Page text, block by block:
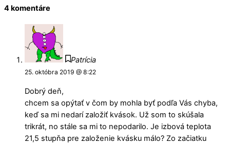
4 komentáre
Patrícia
25. októbra 2019 @ 8:22
Dobrý deň,
chcem sa opýtať v čom by mohla byť podľa Vás chyba,
keď sa mi nedarí založiť kvások. Už som to skúšala
trikrát, no stále sa mi to nepodarilo. Je izbová teplota
21,5 stupňa pre založenie kvásku málo? Zo začiatku